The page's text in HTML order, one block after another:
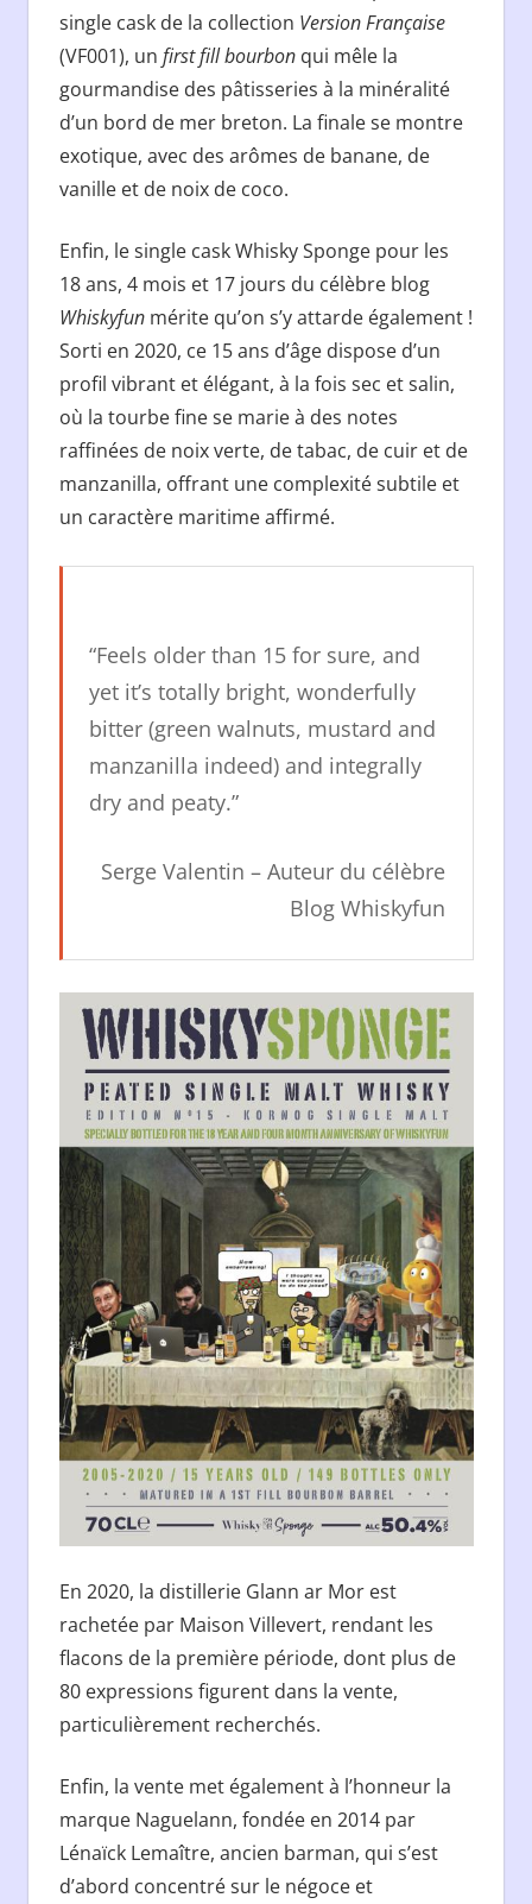
single cask de la collection Version Française
(VF001), un first fill bourbonqui mêle la
gourmandise des pâtisseries à la minéralité
d’un bord de mer breton. La finale se montre
exotique, avec des arômes de banane, de
vanille et de noix de coco.
Enfin, le single cask Whisky Sponge pour les
18 ans, 4 mois et 17 jours du célèbre blog
Whiskyfunmérite qu’on s’y attarde également !
Sorti en 2020, ce 15 ans d’âge dispose d’un
profil vibrant et élégant, à la fois sec et salin,
où la tourbe fine se marie à des notes
raffinées de noix verte, de tabac, de cuir et de
manzanilla, offrant une complexité subtile et
un caractère maritime affirmé.
“Feels older than 15 for sure, and
yet it’s totally bright, wonderfully
bitter (green walnuts, mustard and
manzanilla indeed) and integrally
dry and peaty.”
Serge Valentin – Auteur du célèbre
Blog Whiskyfun
En 2020, la distillerie Glann ar Mor est
rachetée par Maison Villevert, rendant les
flacons de la première période, dont plus de
80 expressions figurent dans la vente,
particulièrement recherchés.
Enfin, la vente met également à l’honneur la
marque Naguelann, fondée en 2014 par
Lénaïck Lemaître, ancien barman, qui s’est
d’abord concentré sur le négoce et